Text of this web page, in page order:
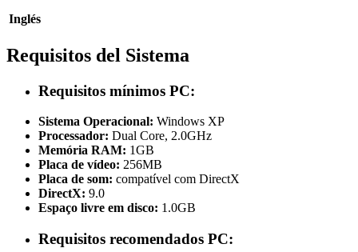
Inglés
Requisitos del Sistema
Requisitos mínimos PC:
Sistema Operacional: Windows XP
Processador: Dual Core, 2.0GHz
Memória RAM: 1GB
Placa de vídeo: 256MB
Placa de som: compatível com DirectX
DirectX: 9.0
Espaço livre em disco: 1.0GB
Requisitos recomendados PC: